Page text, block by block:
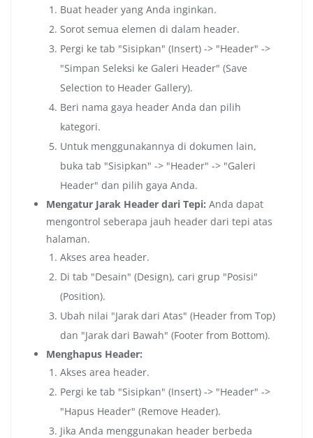
Buat header yang Anda inginkan.
Sorot semua elemen di dalam header.
Pergi ke tab "Sisipkan" (Insert) -> "Header" ->
"Simpan Seleksi ke Galeri Header" (Save
Selection to Header Gallery).
Beri nama gaya header Anda dan pilih
kategori.
Untuk menggunakannya di dokumen lain,
buka tab "Sisipkan" -> "Header" -> "Galeri
Header" dan pilih gaya Anda.
Mengatur Jarak Header dari Tepi: Anda dapat
mengontrol seberapa jauh header dari tepi atas
halaman.
Akses area header.
Di tab "Desain" (Design), cari grup "Posisi"
(Position).
Ubah nilai "Jarak dari Atas" (Header from Top)
dan "Jarak dari Bawah" (Footer from Bottom).
Menghapus Header:
Akses area header.
Pergi ke tab "Sisipkan" (Insert) -> "Header" ->
"Hapus Header" (Remove Header).
Jika Anda menggunakan header berbeda